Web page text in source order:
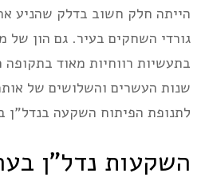
הייתה חלק חשוב בדלק שהניע
גורדי השחקים בעיר. גם הון
בתעשיות רווחיות מאוד
שנות העשרים והשלושים של
לתנופת הפיתוח השקעה בנדל”ן
השקעות נדל”ן